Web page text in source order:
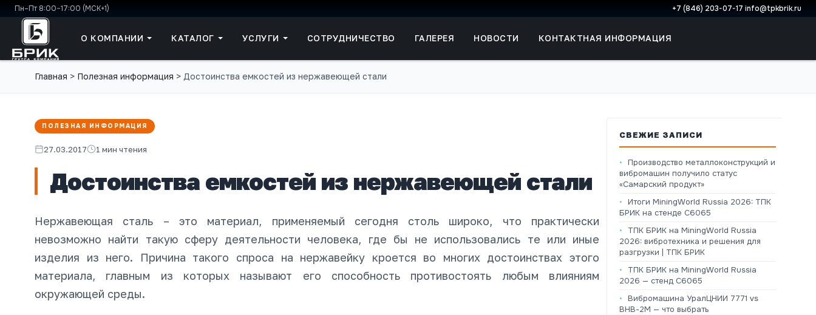
Пн–Пт 8:00–17:00 (МСК+1) +7 (846) 203-07-17·info@tpkbrik.ru
О КОМПАНИИ КАТАЛОГ УСЛУГИ СОТРУДНИЧЕСТВО ГАЛЕРЕЯ НОВОСТИ КОНТАКТНАЯ ИНФОРМАЦИЯ
Главная > Полезная информация > Достоинства емкостей из нержавеющей стали
ПОЛЕЗНАЯ ИНФОРМАЦИЯ
27.03.2017 1 мин чтения
Достоинства емкостей из нержавеющей стали
Нержавеющая сталь – это материал, применяемый сегодня столь широко, что практически
невозможно найти такую сферу деятельности человека, где бы не использовались те или иные
изделия из него. Причина такого спроса на нержавейку кроется во многих достоинствах этого
материала, главным из которых называют его способность противостоять любым влияниям
окружающей среды.
СВЕЖИЕ ЗАПИСИ
Производство металлоконструкций и
вибромашин получило статус
«Самарский продукт»
Итоги MiningWorld Russia 2026: ТПК
БРИК на стенде C6065
ТПК БРИК на MiningWorld Russia
2026: вибротехника и решения для
разгрузки | ТПК БРИК
ТПК БРИК на MiningWorld Russia
2026 — стенд C6065
Вибромашина УралЦНИИ 7771 vs
ВНВ-2М — что выбрать